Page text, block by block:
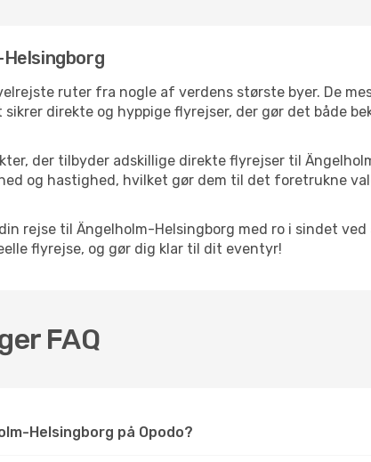
ruter fra nogle af verdens største byer. De
direkte og hyppige flyrejser, der gør det både
der tilbyder adskillige direkte flyrejser til
og hastighed, hvilket gør dem til det foretrukne
rejse til Ängelholm-Helsingborg med ro i sindet
flyrejse, og gør dig klar til dit eventyr!
FAQ
Helsingborg på Opodo?